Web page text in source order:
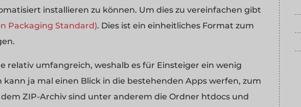
installieren zu können. Um dies zu vereinfachen gibt
Packaging Standard). Dies ist ein einheitliches Format zum
relativ umfangreich, weshalb es für Einsteiger ein wenig
ja mal einen Blick in die bestehenden Apps werfen, zum
dem ZIP-Archiv sind unter anderem die Ordner htdocs und